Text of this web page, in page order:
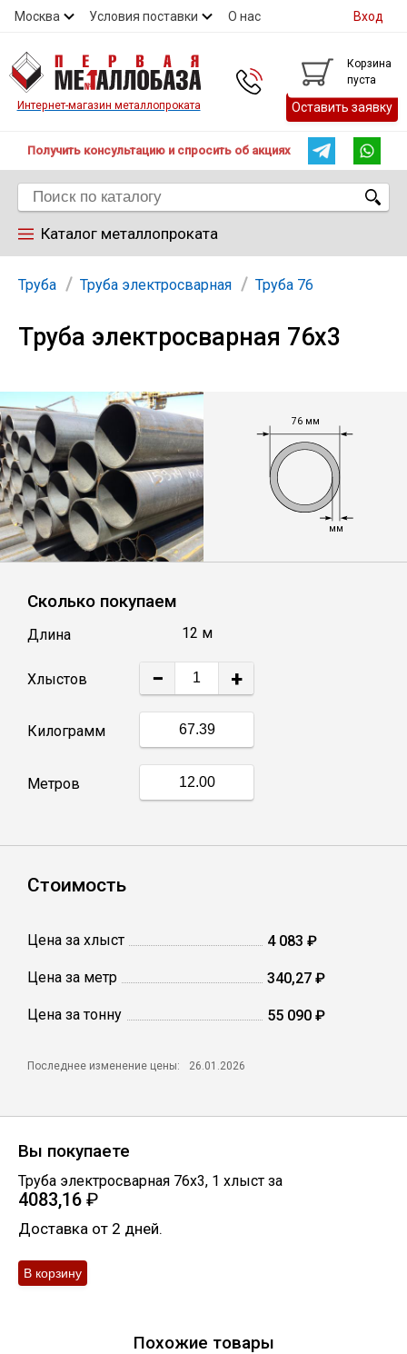
Москва Условия поставки О нас
Контакты
Вход
Интернет-магазин металлопроката
Корзина
пуста
Оставить заявку
Получить консультацию и спросить об акциях
Каталог металлопроката
Арматура
Труба
Лист
Уголок
Балка
Полоса
Квадрат стальной
Труба профильная
Швеллер
Проволока
Труба Труба электросварная Труба 76
Труба электросварная 76х3
76 мм
мм
Сколько покупаем
Длина 12 м
Хлыстов − +
Килограмм
Метров
Стоимость
Цена за хлыст 4 083 ₽
Цена за метр 340,27 ₽
Цена за тонну 55 090 ₽
Последнее изменение цены: 26.01.2026
Вы покупаете
Труба электросварная 76х3, 1 хлыст за
4083,16 ₽
Доставка от 2 дней.
Похожие товары